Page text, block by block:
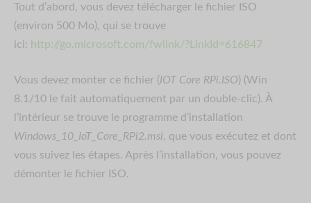
Tout d’abord, vous devez télécharger le fichier ISO
(environ 500 Mo), qui se trouve
ici: http://go.microsoft.com/fwlink/?LinkId=616847
Vous devez monter ce fichier (IOT Core RPi.ISO) (Win
8.1/10 le fait automatiquement par un double-clic). À
l’intérieur se trouve le programme d’installation
Windows_10_IoT_Core_RPi2.msi, que vous exécutez et dont
vous suivez les étapes. Après l’installation, vous pouvez
démonter le fichier ISO.